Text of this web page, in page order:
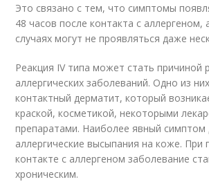
Это связано с тем, что симптомы
48 часов после контакта с аллергеном,
случаях могут не проявляться даже
Реакция IV типа может стать причиной
аллергических заболеваний. Одно из
контактный дерматит, который
краской, косметикой, некоторыми
препаратами. Наиболее явный симптом
аллергические высыпания на коже. При
контакте с аллергеном заболевание
хроническим.